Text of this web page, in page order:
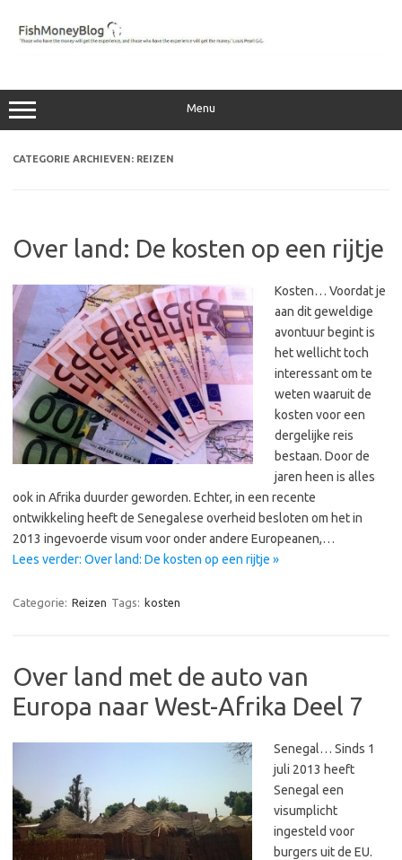
inhoud
Menu
CATEGORIE ARCHIEVEN: REIZEN
Over land: De kosten op een rijtje
Kosten… Voordat je
aan dit geweldige
avontuur begint is
het wellicht toch
interessant om te
weten waaruit de
kosten voor een
dergelijke reis
bestaan. Door de
jaren heen is alles
ook in Afrika duurder geworden. Echter, in een recente
ontwikkeling heeft de Senegalese overheid besloten om het in
2013 ingevoerde visum voor onder andere Europeanen,…
Lees verder: Over land: De kosten op een rijtje »
Categorie: Reizen Tags: kosten
Over land met de auto van
Europa naar West-Afrika Deel 7
Senegal… Sinds 1
juli 2013 heeft
Senegal een
visumplicht
ingesteld voor
burgers uit de EU.